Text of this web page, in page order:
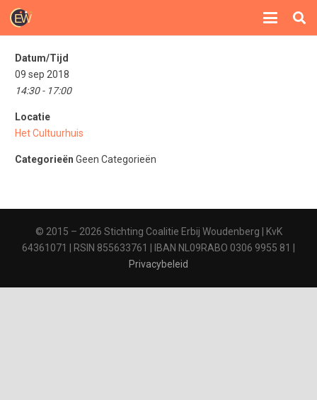
Datum/Tijd
09 sep 2018
14:30 - 17:00
Locatie
Het Cultuurhuis
Categorieën Geen Categorieën
© 2015 – 2026 Stichting Coalitie Erbij Woudenberg | KvK
64361071 | RSIN 855633761 | IBAN NL09RABO 0306 9955 81 |
Privacybeleid